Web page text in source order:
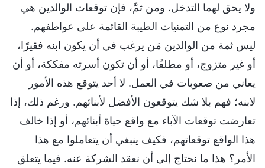
ولا يحق لهما التدخل. ومن ثمَّ، فإن توقعات الوالدين هي
مجرد نوع من التمنيات الطيبة القائمة على عواطفهم.
ليس ثمة من الوالدين مَن يرغب في أن يكون ابنه فقيرًا،
أو غير متزوج، أو مطلقًا، أو أن تكون أسرته مفككة، أو أن
يعاني من صعوبات في العمل. لا أحد يتوقع هذه الأمور
لابنه؛ فهم بلا شك يتوقعون الأفضل لأبنائهم. ورغم ذلك، إذا
تعارضت توقعات الآباء مع واقع حياة أبنائهم، أو إذا خالف
هذا الواقع توقعاتهم، فكيف ينبغي أن يتعاملوا مع هذا
الأمر؟ هذا ما نحتاج إلى أن نعقد الشركة عنه. فيما يتعلق